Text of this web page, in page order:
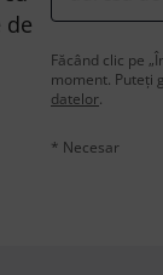
de
Făcând clic pe
moment. Puteți
datelor.
* Necesar